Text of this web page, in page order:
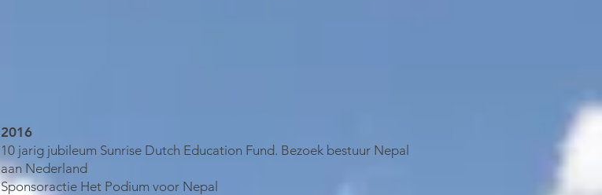
2016
10 jarig jubileum Sunrise Dutch Education Fund. Bezoek bestuur Nepal
aan Nederland
Sponsoractie Het Podium voor Nepal